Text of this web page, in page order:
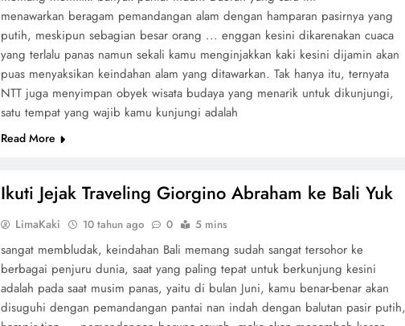
menawarkan beragam pemandangan alam dengan hamparan pasirnya yang
putih, meskipun sebagian besar orang ... enggan kesini dikarenakan cuaca
yang terlalu panas namun sekali kamu menginjakkan kaki kesini dijamin akan
puas menyaksikan keindahan alam yang ditawarkan. Tak hanya itu, ternyata
NTT juga menyimpan obyek wisata budaya yang menarik untuk dikunjungi,
satu tempat yang wajib kamu kunjungi adalah
Read More
Ikuti Jejak Traveling Giorgino Abraham ke Bali Yuk
LimaKaki 10 tahun ago 0 5 mins
sangat membludak, keindahan Bali memang sudah sangat tersohor ke
berbagai penjuru dunia, saat yang paling tepat untuk berkunjung kesini
adalah pada saat musim panas, yaitu di bulan Juni, kamu benar-benar akan
disuguhi dengan pemandangan pantai nan indah dengan balutan pasir putih,